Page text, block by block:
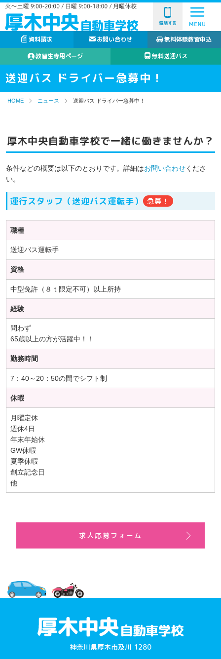
電話する
資料請求 お問い合わせ
無料体験教習申込
教習生専用ページ
無料送迎バス
送迎バス ドライバー急募中！
HOME ニュース 送迎バス ドライバー急募中！
厚木中央自動車学校で一緒に働きませんか？
条件などの概要は以下のとおりです。詳細はお問い合わせくださ
い。
運行スタッフ（送迎バス運転手） 急募！
職種
送迎バス運転手
資格
中型免許（８ｔ限定不可）以上所持
経験
問わず
65歳以上の方が活躍中！！
勤務時間
7：40～20：50の間でシフト制
休暇
月曜定休
週休4日
年末年始休
GW休暇
夏季休暇
創立記念日
他
求人応募フォーム
神奈川県厚木市及川 1280